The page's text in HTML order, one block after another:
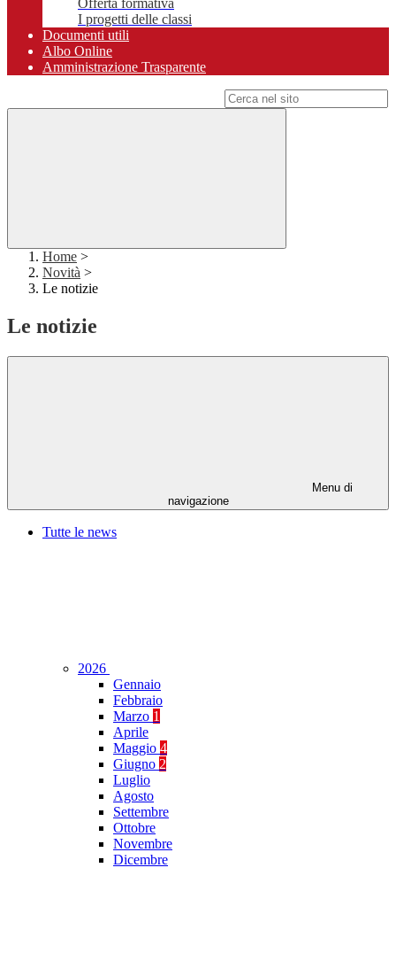
Offerta formativa
I progetti delle classi
Documenti utili
Albo Online
Amministrazione Trasparente
Home >
Novità >
Le notizie
Le notizie
Menu di
navigazione
Tutte le news
2026
Gennaio
Febbraio
Marzo 1
Aprile
Maggio 4
Giugno 2
Luglio
Agosto
Settembre
Ottobre
Novembre
Dicembre